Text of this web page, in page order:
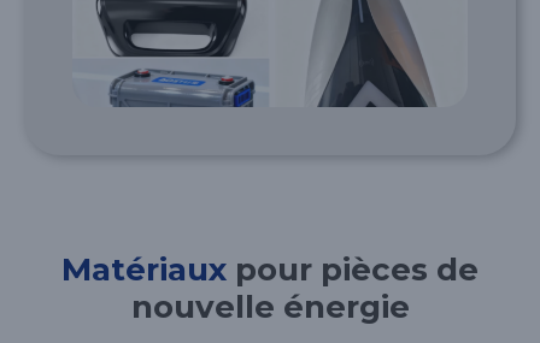
Matériaux pour pièces de
nouvelle énergie